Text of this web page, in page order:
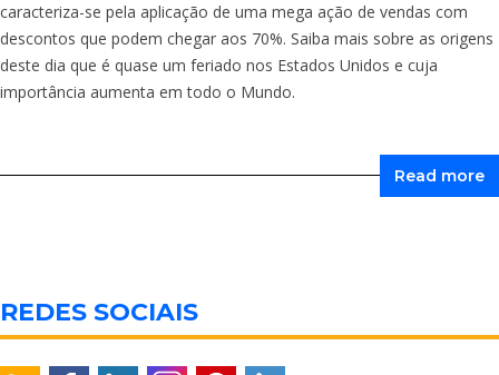
caracteriza-se pela aplicação de uma mega ação de vendas com
descontos que podem chegar aos 70%. Saiba mais sobre as origens
deste dia que é quase um feriado nos Estados Unidos e cuja
importância aumenta em todo o Mundo.
Read more
REDES SOCIAIS